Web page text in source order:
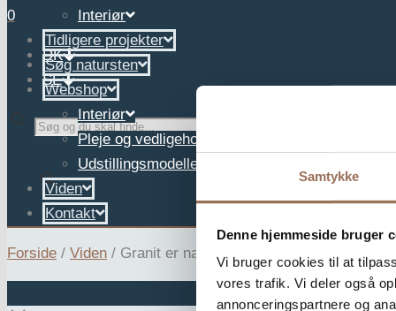
Samtykke
Denne hjemmeside bruger
Vi bruger cookies til at
vores trafik. Vi deler også
annonceringspartnere og
0
DK
SE
Interiør
Tidligere projekter
Søg natursten
Webshop
Interiør
Pleje og vedligehold
Udstillingsmodeller
Viden
Kontakt
Forside / Viden / Granit er naturens gave til